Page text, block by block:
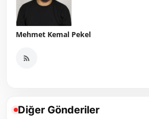
Mehmet Kemal Pekel
Diğer Gönderiler